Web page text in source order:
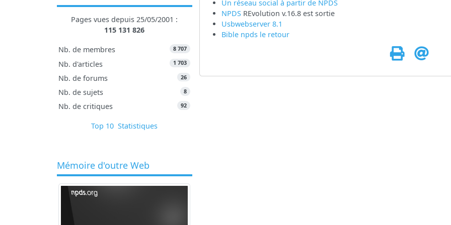
Pages vues depuis 25/05/2001 :
115 131 826
Nb. de membres 8 707
Nb. d'articles 1 703
Nb. de forums 26
Nb. de sujets 8
Nb. de critiques 92
Top 10 Statistiques
Mémoire d'outre Web
Un réseau social à partir de NPDS
NPDS REvolution v.16.8 est sortie
Usbwebserver 8.1
Bible npds le retour